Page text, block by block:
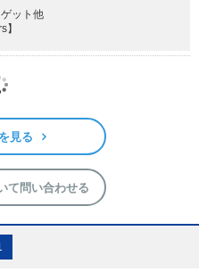
ット他
見る
て問い合わせる